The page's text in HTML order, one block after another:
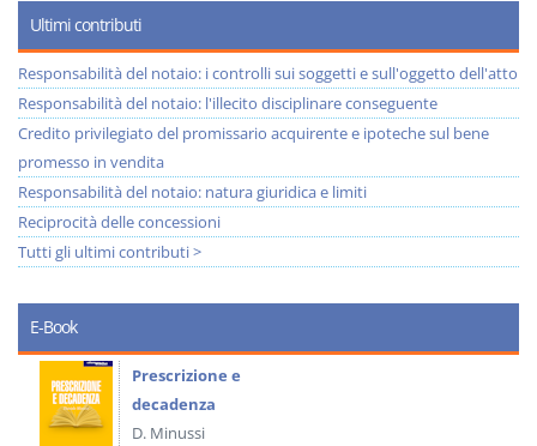
Ultimi contributi
Responsabilità del notaio: i controlli sui soggetti e sull'oggetto dell'atto
Responsabilità del notaio: l'illecito disciplinare conseguente
Credito privilegiato del promissario acquirente e ipoteche sul bene
promesso in vendita
Responsabilità del notaio: natura giuridica e limiti
Reciprocità delle concessioni
Tutti gli ultimi contributi >
E-Book
Prescrizione e
decadenza
D. Minussi